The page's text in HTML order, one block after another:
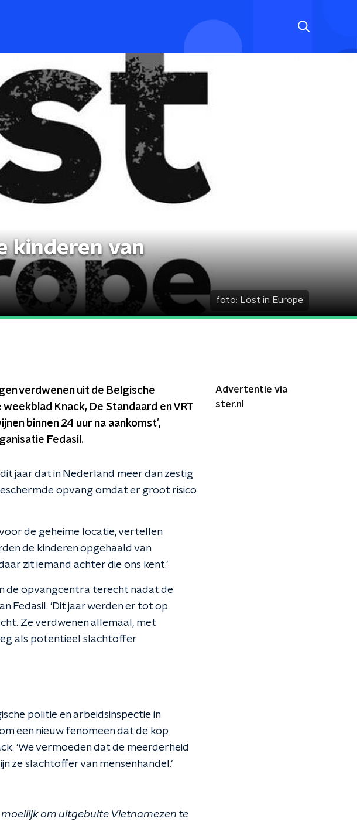
kinderen van
foto: Lost in Europe
verdwenen uit de Belgische
Knack, De Standaard en VRT
binnen 24 uur na aankomst',
Fedasil.
jaar dat in Nederland meer dan zestig
opvang omdat er groot risico
de geheime locatie, vertellen
de kinderen opgehaald van
zit iemand achter die ons kent.'
de opvangcentra terecht nadat de
Fedasil. 'Dit jaar werden er tot op
Ze verdwenen allemaal, met
als potentieel slachtoffer
politie en arbeidsinspectie in
een nieuw fenomeen dat de kop
'We vermoeden dat de meerderheid
ze slachtoffer van mensenhandel.'
om uitgebuite Vietnamezen te
Advertentie via
ster.nl